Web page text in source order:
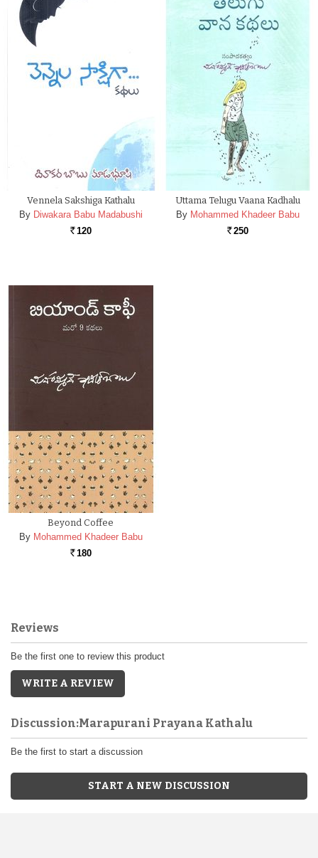
Vennela Sakshiga Kathalu
By Diwakara Babu Madabushi
Rs. 120
Uttama Telugu Vaana Kadhalu
By Mohammed Khadeer Babu
Rs. 250
Beyond Coffee
By Mohammed Khadeer Babu
Rs. 180
Reviews
Be the first one to review this product
WRITE A REVIEW
Discussion:Marapurani Prayana Kathalu
Be the first to start a discussion
START A NEW DISCUSSION